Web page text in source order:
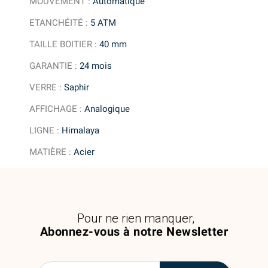
ETANCHÉITÉ : 5 ATM
TAILLE BOITIER :40 mm
GARANTIE :24 mois
VERRE :Saphir
AFFICHAGE :Analogique
LIGNE : Himalaya
MATIÈRE :Acier
Abonnez-vous à notre Newsletter
Pour ne rien manquer,